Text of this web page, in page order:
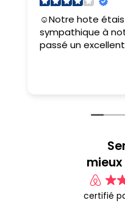
☺Notre hote
sympathique à
certifié